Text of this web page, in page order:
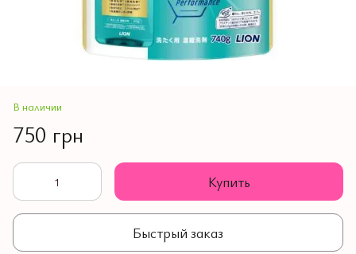
В наличии
750 грн
Купить
Быстрый заказ